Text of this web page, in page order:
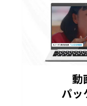
動
パッ